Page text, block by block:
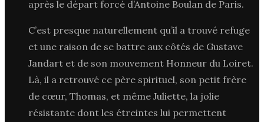
après le départ forcé d’Antoine Boulan de Paris.
C’est presque naturellement qu’il a trouvé refuge
et une raison de se battre aux côtés de Gustave
Jandart et de son mouvement Honneur du Loiret.
Là, il a retrouvé ce père spirituel, son petit frère
de cœur, Thomas, et même Juliette, la jolie
résistante dont les étreintes lui permettent